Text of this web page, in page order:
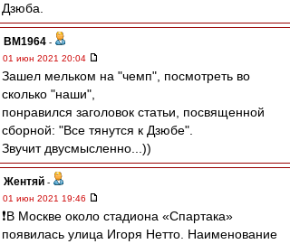
Дзюба.
BM1964 -
01 июн 2021 20:04
Зашел мельком на "чемп", посмотреть во
сколько "наши",
понравился заголовок статьи, посвященной
сборной: "Все тянутся к Дзюбе".
Звучит двусмысленно...))
Жентяй -
01 июн 2021 19:46
❗️В Москве около стадиона «Спартака»
появилась улица Игоря Нетто. Наименование